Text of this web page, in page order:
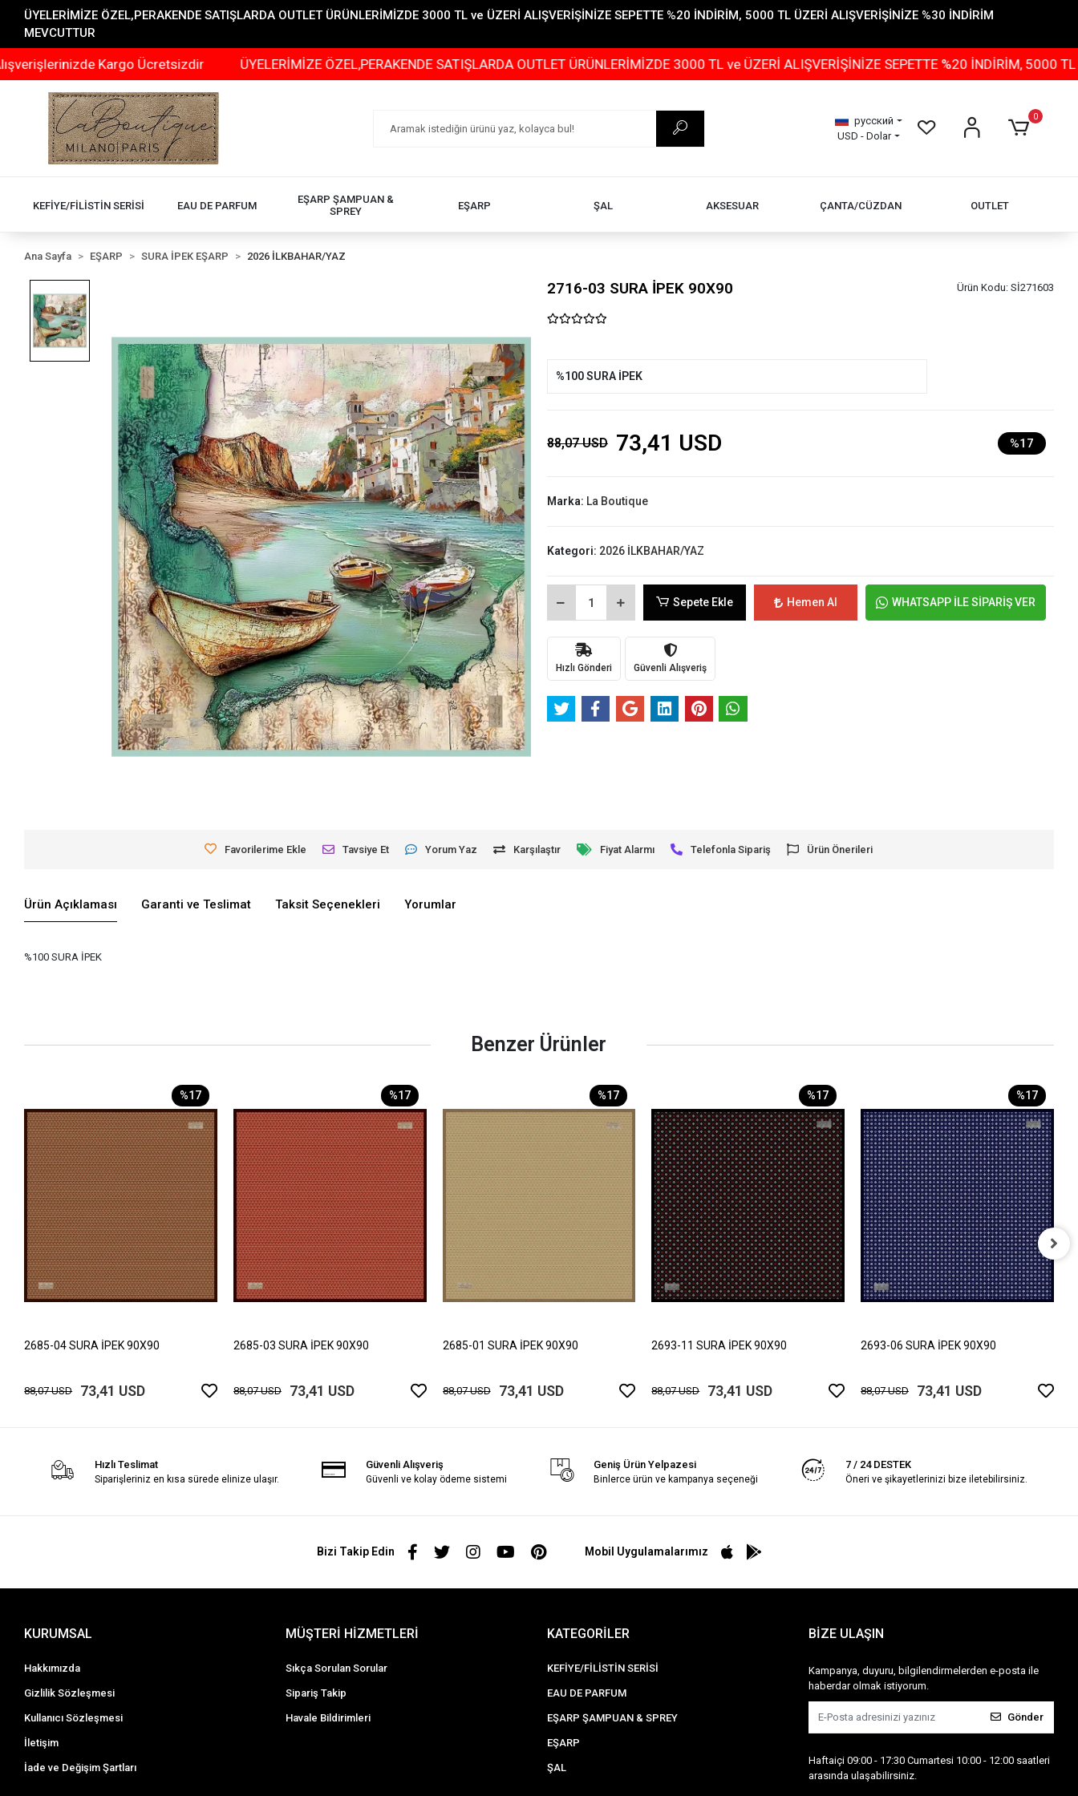
ÜYELERİMİZE ÖZEL,PERAKENDE SATIŞLARDA OUTLET ÜRÜNLERİMİZDE 3000 TL ve ÜZERİ ALIŞVERİŞİNİZE SEPETTE %20 İNDİRİM, 5000 TL ÜZERİ ALIŞVERİŞİNİZE %30 İNDİRİM
MEVCUTTUR
Kargo Ücretsizdir ÜYELERİMİZE ÖZEL,PERAKENDE SATIŞLARDA OUTLET ÜRÜNLERİMİZDE 3000 TL ve ÜZERİ ALIŞVERİŞİNİZE SEPETTE %20 İNDİRİM, 5000 TL
русский
USD - Dolar
0
KEFİYE/FİLİSTİN SERİSİ EAU DE PARFUM
EŞARP ŞAMPUAN &
SPREY
EŞARP ŞAL AKSESUAR ÇANTA/CÜZDAN OUTLET
Ana Sayfa EŞARP SURA İPEK EŞARP 2026 İLKBAHAR/YAZ
2716-03 SURA İPEK 90X90 Ürün Kodu: Sİ271603
%100 SURA İPEK
88,07 USD 73,41 USD %17
Marka: La Boutique
Kategori: 2026 İLKBAHAR/YAZ
Sepete Ekle Hemen Al WHATSAPP İLE SİPARİŞ VER
Hızlı Gönderi Güvenli Alışveriş
Favorilerime Ekle Tavsiye Et Yorum Yaz Karşılaştır Fiyat Alarmı Telefonla Sipariş Ürün Önerileri
Ürün Açıklaması Garanti ve Teslimat Taksit Seçenekleri Yorumlar
%100 SURA İPEK
Benzer Ürünler
%17
2685-04 SURA İPEK 90X90
88,07 USD 73,41 USD
%17
2685-03 SURA İPEK 90X90
88,07 USD 73,41 USD
%17
2685-01 SURA İPEK 90X90
88,07 USD 73,41 USD
%17
2693-11 SURA İPEK 90X90
88,07 USD 73,41 USD
%17
2693-06 SURA İPEK 90X90
88,07 USD 73,41 USD
Hızlı Teslimat
Siparişleriniz en kısa sürede elinize ulaşır.
Güvenli Alışveriş
Güvenli ve kolay ödeme sistemi
Geniş Ürün Yelpazesi
Binlerce ürün ve kampanya seçeneği
7 / 24 DESTEK
Öneri ve şikayetlerinizi bize iletebilirsiniz.
Bizi Takip Edin Mobil Uygulamalarımız
KURUMSAL
Hakkımızda
Gizlilik Sözleşmesi
Kullanıcı Sözleşmesi
İletişim
İade ve Değişim Şartları
MÜŞTERİ HİZMETLERİ
Sıkça Sorulan Sorular
Sipariş Takip
Havale Bildirimleri
KATEGORİLER
KEFİYE/FİLİSTİN SERİSİ
EAU DE PARFUM
EŞARP ŞAMPUAN & SPREY
EŞARP
ŞAL
BİZE ULAŞIN
Kampanya, duyuru, bilgilendirmelerden e-posta ile
haberdar olmak istiyorum.
Gönder
Haftaiçi 09:00 - 17:30 Cumartesi 10:00 - 12:00 saatleri
arasında ulaşabilirsiniz.